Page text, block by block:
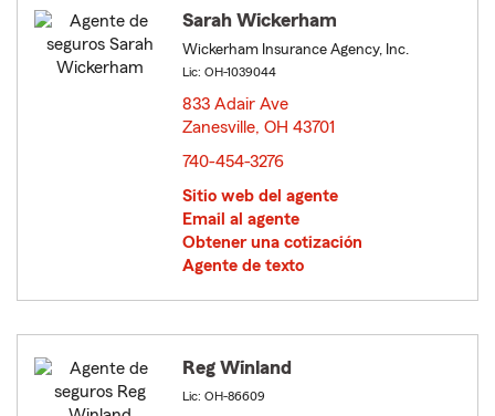
Sarah Wickerham
Wickerham Insurance Agency, Inc.
Lic: OH-1039044
833 Adair Ave
Zanesville, OH 43701
740-454-3276
Sitio web del agente
Email al agente
Obtener una cotización
Agente de texto
Reg Winland
Lic: OH-86609